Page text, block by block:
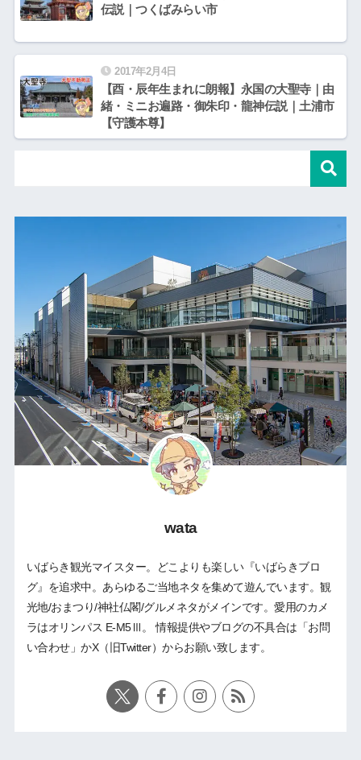
伝説｜つくばみらい市
2017年2月4日
【酉・辰年生まれに朗報】永国の大聖寺｜由
緒・ミニお遍路・御朱印・龍神伝説｜土浦市
【守護本尊】
wata
いばらき観光マイスター。どこよりも楽しい『いばらきブロ
グ』を追求中。あらゆるご当地ネタを集めて遊んでいます。観
光地/おまつり/神社仏閣/グルメネタがメインです。愛用のカメ
ラはオリンパス E-M5Ⅲ。 情報提供やブログの不具合は「お問
い合わせ」かX（旧Twitter）からお願い致します。